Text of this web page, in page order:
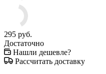
295 руб.
Достаточно
Нашли дешевле?
Рассчитать доставку